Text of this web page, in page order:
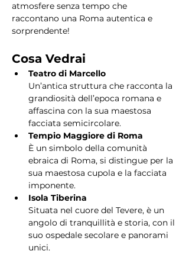
atmosfere senza tempo che
raccontano una Roma autentica e
sorprendente!
Cosa Vedrai
Teatro di Marcello
Un’antica struttura che racconta la
grandiosità dell’epoca romana e
affascina con la sua maestosa
facciata semicircolare.
Tempio Maggiore di Roma
È un simbolo della comunità
ebraica di Roma, si distingue per la
sua maestosa cupola e la facciata
imponente.
Isola Tiberina
Situata nel cuore del Tevere, è un
angolo di tranquillità e storia, con il
suo ospedale secolare e panorami
unici.